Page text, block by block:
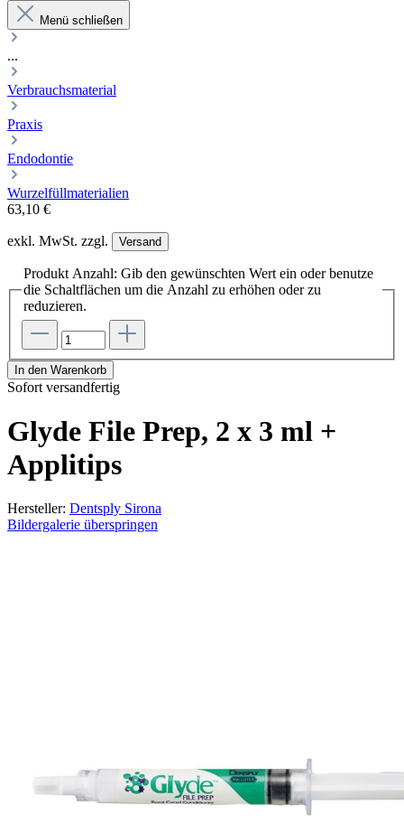
Menü schließen
...
Verbrauchsmaterial
Praxis
Endodontie
Wurzelfüllmaterialien
63,10 €
exkl. MwSt. zzgl. Versand
Produkt Anzahl: Gib den gewünschten Wert ein oder benutze
die Schaltflächen um die Anzahl zu erhöhen oder zu
reduzieren.
In den Warenkorb
Sofort versandfertig
Glyde File Prep, 2 x 3 ml +
Applitips
Hersteller: Dentsply Sirona
Bildergalerie überspringen